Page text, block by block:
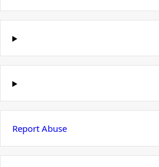
Report Abuse